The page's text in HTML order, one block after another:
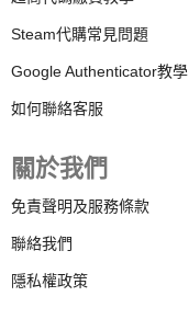
Steam代購常見問題
Google Authenticator教學
如何聯絡客服
關於我們
免責聲明及服務條款
聯絡我們
隱私權政策